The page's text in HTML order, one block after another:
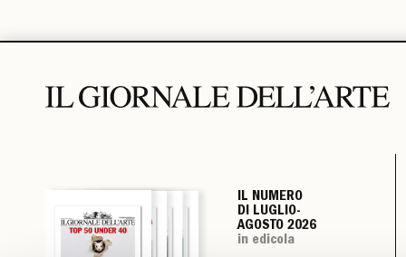
IL NUMERO
DI LUGLIO-
AGOSTO 2026
in edicola
IL NUMERO
DI LUGLIO-
AGOSTO 2026
in edicola
IL NUMERO
DI LUGLIO-
AGOSTO 2026
in edicola
IL NUMERO
DI LUGLIO-
AGOSTO 2026
in edicola